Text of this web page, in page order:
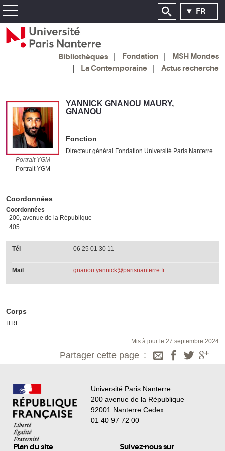
FR
Bibliothèques Fondation
MSH Mondes
La Contemporaine
Actus recherche
Portrait YGM -
Portrait YGM
Portrait YGM
YANNICK GNANOU MAURY,
GNANOU
Fonction
Directeur général Fondation Université Paris Nanterre
Coordonnées
Coordonnées
200, avenue de la République
405
Tél 06 25 01 30 11
Mail gnanou.yannick@parisnanterre.fr
Corps
ITRF
Mis à jour le 27 septembre 2024
Partager cette page
Université Paris Nanterre
200 avenue de la République
92001 Nanterre Cedex
01 40 97 72 00
Plan du site Suivez-nous sur